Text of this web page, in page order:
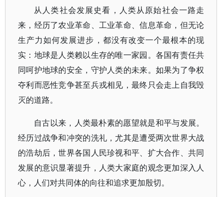
从人类社会发展史看，人类从原始社会一路走
来，经历了农业革命、工业革命、信息革命，但无论
生产力如何发展进步，都没有改变一个最根本的现
实：地球是人类赖以生存的唯一家园。各国有责任共
同呵护地球的安全，守护人类的未来。如果为了争权
夺利而恶性竞争甚至兵戎相见，最终只会走上自我毁
灭的道路。
自古以来，人类最朴素的愿望就是和平与发展。
经历过战争和冲突的洗礼，尤其是遭受两次世界大战
的浩劫后，世界各国人民珍视和平、扩大合作、共同
发展的意识显著提升，人类大家庭的观念更加深入人
心，人们对共同体的向往和追求更加殷切。